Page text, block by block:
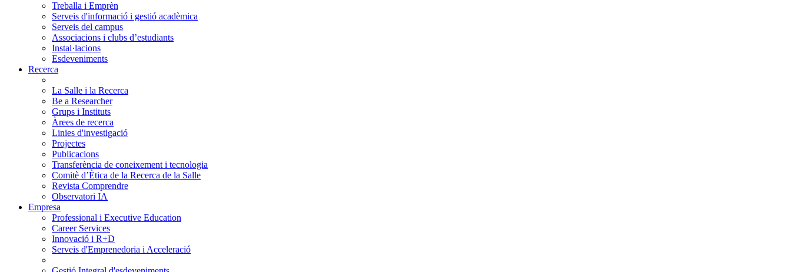
Treballa i Emprèn
Serveis d'informació i gestió acadèmica
Serveis del campus
Associacions i clubs d’estudiants
Instal·lacions
Esdeveniments
Recerca
La Salle i la Recerca
Be a Researcher
Grups i Instituts
Àrees de recerca
Linies d'investigació
Projectes
Publicacions
Transferència de coneixement i tecnologia
Comitè d’Ètica de la Recerca de la Salle
Revista Comprendre
Observatori IA
Empresa
Professional i Executive Education
Career Services
Innovació i R+D
Serveis d'Emprenedoria i Acceleració